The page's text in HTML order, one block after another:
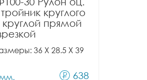
круглого
прямой
36 X 28.5 X 39
мм.
638